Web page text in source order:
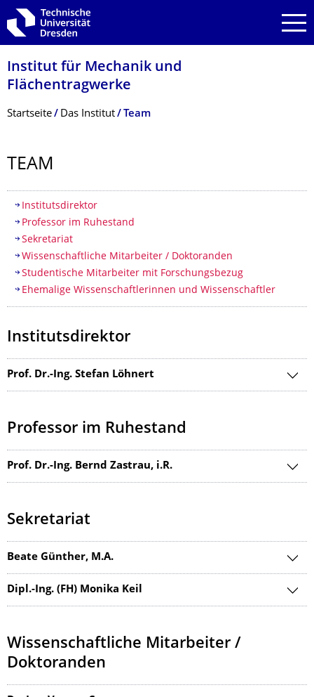
Zur Hauptnavigation springen
Zur Suche springen
Zum Inhalt springen
Institut für Mechanik und
Flächentragwerke
Breadcrumb-Menü
Startseite Das Institut Team
TEAM
Inhaltsverzeichnis
Institutsdirektor
Professor im Ruhestand
Sekretariat
Wissenschaftliche Mitarbeiter / Doktoranden
Studentische Mitarbeiter mit Forschungsbezug
Ehemalige Wissenschaftlerinnen und Wissenschaftler
Institutsdirektor
Prof. Dr.-Ing. Stefan Löhnert
Professor im Ruhestand
Prof. Dr.-Ing. Bernd Zastrau, i.R.
Sekretariat
Beate Günther, M.A.
Dipl.-Ing. (FH) Monika Keil
Wissenschaftliche Mitarbeiter /
Doktoranden